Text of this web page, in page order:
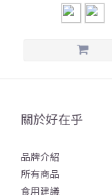
關於好在乎
品牌介紹
所有商品
食用建議